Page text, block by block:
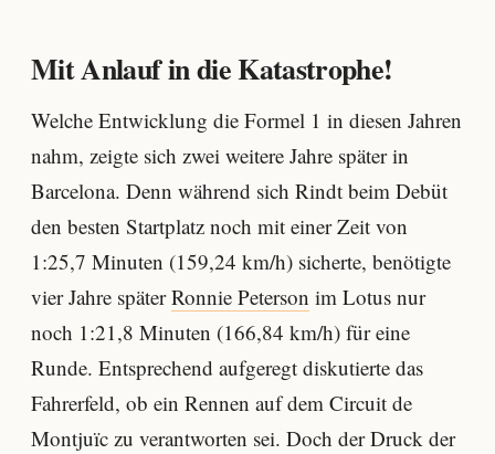
Mit Anlauf in die Katastrophe!
Welche Entwicklung die Formel 1 in diesen Jahren
nahm, zeigte sich zwei weitere Jahre später in
Barcelona. Denn während sich Rindt beim Debüt
den besten Startplatz noch mit einer Zeit von
1:25,7 Minuten (159,24 km/h) sicherte, benötigte
vier Jahre späterRonnie Peterson im Lotus nur
noch 1:21,8 Minuten (166,84 km/h) für eine
Runde. Entsprechend aufgeregt diskutierte das
Fahrerfeld, ob ein Rennen auf dem Circuit de
Montjuïc zu verantworten sei. Doch der Druck der